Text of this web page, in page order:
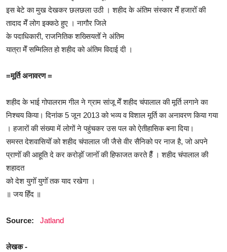
इस बेटे का मुख देखकर छलछला उठी । शहीद के अंतिम संस्कार मेँ हजारोँ की
तादाद मेँ लोग इक्कठे हुए । नागौर जिले
के पदाधिकारी, राजनितिक शख्सियतोँ ने अंतिम
यात्रा मेँ सम्मिलित हो शहीद को अंतिम विदाई दी ।
=मूर्ति अनावरण=
शहीद के भाई गोपालराम गील ने ग्राम सांजू मेँ शहीद चंपालाल की मूर्ति लगाने का
निश्चय किया। दिनांक 5 जून 2013 को भव्य व विशाल मूर्ति का अनावरण किया गया
। हजारों की संख्या में लोगों ने पहुंचकर उस पल को ऐतीहासिक बना दिया।
समस्त देशवासियोँ को शहीद चंपालाल जी जैसे वीर सैनिको पर नाज है, जो अपने
प्राणोँ की आहूति दे कर करोड़ोँ जानोँ की हिफाजत करते हैँ । शहीद चंपालाल की
शहादत
को देश युगोँ युगोँ तक याद रखेगा ।
॥ जय हिँद ॥
Source: Jatland
लेखक-